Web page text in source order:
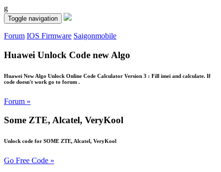
g
Toggle navigation
Forum IOS Firmware Saigonmobile
Huawei Unlock Code new Algo
Huawei New Algo Unlock Online Code Calculator Version 3 : Fill imei and calculate. If
code doesn't work go to forum .
Forum »
Some ZTE, Alcatel, VeryKool
Unlock code for SOME ZTE, Alcatel, VeryKool
Go Free Code »